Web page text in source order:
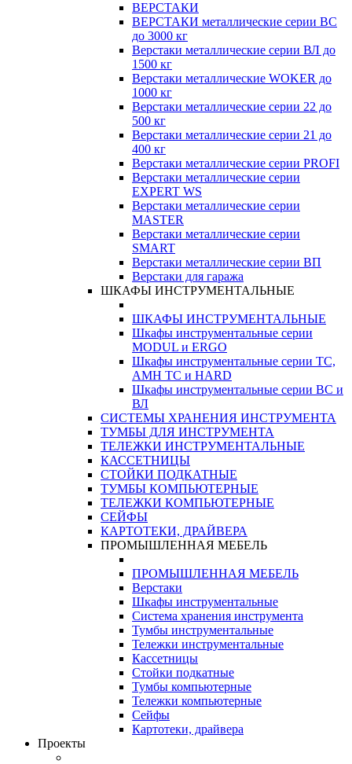
ВЕРСТАКИ
ВЕРСТАКИ металлические серии ВС
до 3000 кг
Верстаки металлические серии ВЛ до
1500 кг
Верстаки металлические WOKER до
1000 кг
Верстаки металлические серии 22 до
500 кг
Верстаки металлические серии 21 до
400 кг
Верстаки металлические серии PROFI
Верстаки металлические серии
EXPERT WS
Верстаки металлические серии
MASTER
Верстаки металлические серии
SMART
Верстаки металлические серии ВП
Верстаки для гаража
ШКАФЫ ИНСТРУМЕНТАЛЬНЫЕ
ШКАФЫ ИНСТРУМЕНТАЛЬНЫЕ
Шкафы инструментальные серии
MODUL и ERGO
Шкафы инструментальные серии ТС,
АМН ТС и HARD
Шкафы инструментальные серии ВС и
ВЛ
СИСТЕМЫ ХРАНЕНИЯ ИНСТРУМЕНТА
ТУМБЫ ДЛЯ ИНСТРУМЕНТА
ТЕЛЕЖКИ ИНСТРУМЕНТАЛЬНЫЕ
КАССЕТНИЦЫ
СТОЙКИ ПОДКАТНЫЕ
ТУМБЫ КОМПЬЮТЕРНЫЕ
ТЕЛЕЖКИ КОМПЬЮТЕРНЫЕ
СЕЙФЫ
КАРТОТЕКИ, ДРАЙВЕРА
ПРОМЫШЛЕННАЯ МЕБЕЛЬ
ПРОМЫШЛЕННАЯ МЕБЕЛЬ
Верстаки
Шкафы инструментальные
Система хранения инструмента
Тумбы инструментальные
Тележки инструментальные
Кассетницы
Стойки подкатные
Тумбы компьютерные
Тележки компьютерные
Сейфы
Картотеки, драйвера
Проекты